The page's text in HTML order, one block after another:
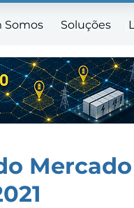
Somos Soluções
Somos Soluções